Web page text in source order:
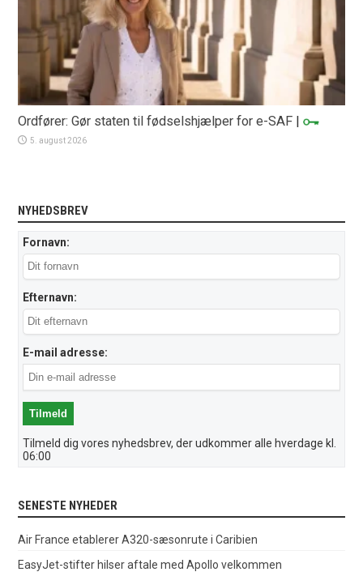
Ordfører: Gør staten til fødselshjælper for e-SAF |
5. august 2026
NYHEDSBREV
Fornavn:
Efternavn:
E-mail adresse:
Tilmeld dig vores nyhedsbrev, der udkommer alle hverdage kl.
06:00
SENESTE NYHEDER
Air France etablerer A320-sæsonrute i Caribien
EasyJet-stifter hilser aftale med Apollo velkommen